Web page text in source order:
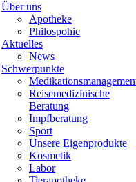
Über uns
Apotheke
Philospohie
Aktuelles
News
Schwerpunkte
Reisemedizinische
Beratung
Impfberatung
Sport
Unsere Eigenprodukte
Kosmetik
Labor